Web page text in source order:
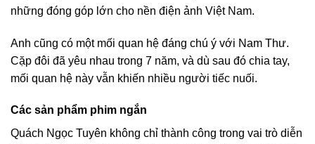
những đóng góp lớn cho nền điện ảnh Việt Nam.
Anh cũng có một mối quan hệ đáng chú ý với Nam Thư.
Cặp đôi đã yêu nhau trong 7 năm, và dù sau đó chia tay,
mối quan hệ này vẫn khiến nhiều người tiếc nuối.
Các sản phẩm phim ngắn
Quách Ngọc Tuyên không chỉ thành công trong vai trò diễn